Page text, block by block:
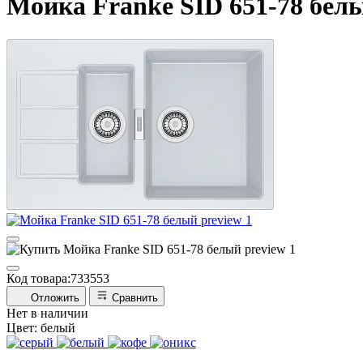
Мойка Franke SID 651-78
Код товара:733553
Отложить Сравнить
Нет в наличии
Цвет: белый